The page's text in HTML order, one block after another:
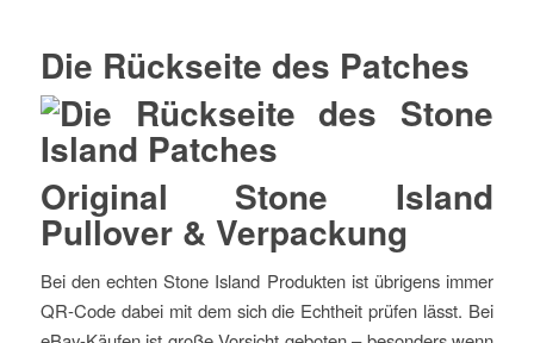
Die Rückseite des Patches
Original Stone Island
Pullover & Verpackung
Bei den echten Stone Island Produkten ist übrigens immer
QR-Code dabei mit dem sich die Echtheit prüfen lässt. Bei